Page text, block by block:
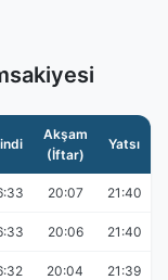
Akşam
(İftar)
Yatsı
20:07 21:40
20:06 21:40
20:04 21:39